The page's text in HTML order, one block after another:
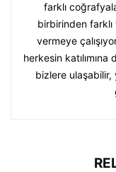
farklı
birbirinden
vermeye
herkesin
bizlere ulaşabilir,